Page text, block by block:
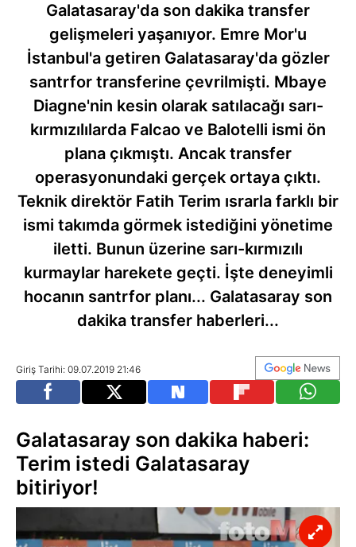
Galatasaray'da son dakika transfer
gelişmeleri yaşanıyor. Emre Mor'u
İstanbul'a getiren Galatasaray'da gözler
santrfor transferine çevrilmişti. Mbaye
Diagne'nin kesin olarak satılacağı sarı-
kırmızılılarda Falcao ve Balotelli ismi ön
plana çıkmıştı. Ancak transfer
operasyonundaki gerçek ortaya çıktı.
Teknik direktör Fatih Terim ısrarla farklı bir
ismi takımda görmek istediğini yönetime
iletti. Bunun üzerine sarı-kırmızılı
kurmaylar harekete geçti. İşte deneyimli
hocanın santrfor planı... Galatasaray son
dakika transfer haberleri...
Giriş Tarihi: 09.07.2019 21:46
Galatasaray son dakika haberi:
Terim istedi Galatasaray
bitiriyor!